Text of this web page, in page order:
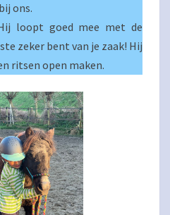
ons.
loopt goed mee met de
zeker bent van je zaak! Hij
ritsen open maken.